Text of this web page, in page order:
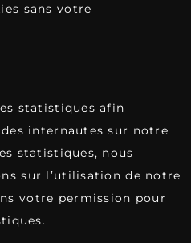
sans votre
statistiques afin
internautes sur notre
statistiques, nous
sur l’utilisation de notre
votre permission pour